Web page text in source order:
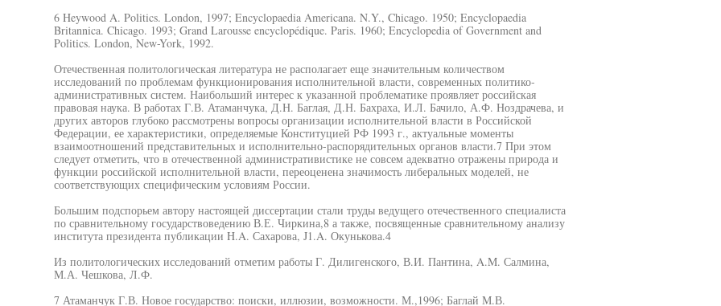
6 Heywood A. Politics. London, 1997; Encyclopaedia Americana. N.Y., Chicago. 1950; Encyclopaedia
Britannica. Chicago. 1993; Grand Larousse encyclopédique. Paris. 1960; Encyclopedia of Government and
Politics. London, New-York, 1992.
Отечественная политологическая литература не располагает еще значительным количеством
исследований по проблемам функционирования исполнительной власти, современных политико-
административных систем. Наибольший интерес к указанной проблематике проявляет российская
правовая наука. В работах Г.В. Атаманчука, Д.Н. Баглая, Д.Н. Бахраха, И.Л. Бачило, А.Ф. Ноздрачева, и
других авторов глубоко рассмотрены вопросы организации исполнительной власти в Российской
Федерации, ее характеристики, определяемые Конституцией РФ 1993 г., актуальные моменты
взаимоотношений представительных и исполнительно-распорядительных органов власти.7 При этом
следует отметить, что в отечественной административистике не совсем адекватно отражены природа и
функции российской исполнительной власти, переоценена значимость либеральных моделей, не
соответствующих специфическим условиям России.
Большим подспорьем автору настоящей диссертации стали труды ведущего отечественного специалиста
по сравнительному государствоведению В.Е. Чиркина,8 а также, посвященные сравнительному анализу
института президента публикации H.A. Сахарова, J1.A. Окунькова.4
Из политологических исследований отметим работы Г. Дилигенского, В.И. Пантина, A.M. Салмина,
М.А. Чешкова, Л.Ф.
7 Атаманчук Г.В. Новое государство: поиски, иллюзии, возможности. М.,1996; Баглай М.В.